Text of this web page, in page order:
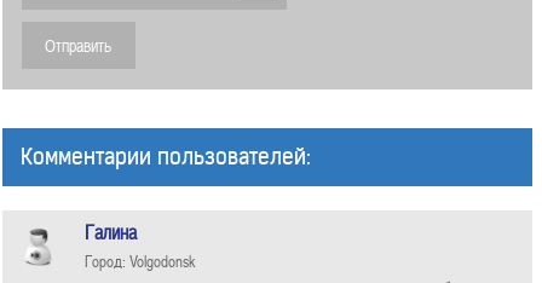
Комментарии пользователей:
Галина
Город: Volgodonsk